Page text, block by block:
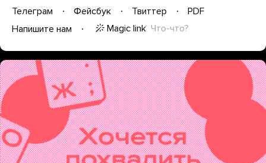
Телеграм Фейсбук Твиттер
PDF
Напишите нам
Magic link Что-что?